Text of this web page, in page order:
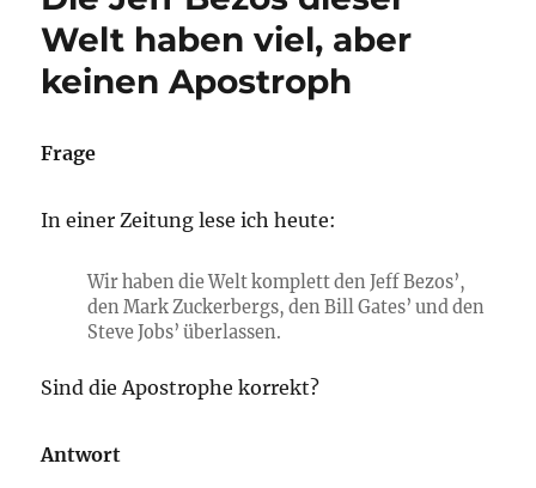
Welt haben viel, aber
keinen Apostroph
Frage
In einer Zeitung lese ich heute:
Wir haben die Welt komplett den Jeff Bezos’,
den Mark Zuckerbergs, den Bill Gates’ und den
Steve Jobs’ überlassen.
Sind die Apostrophe korrekt?
Antwort